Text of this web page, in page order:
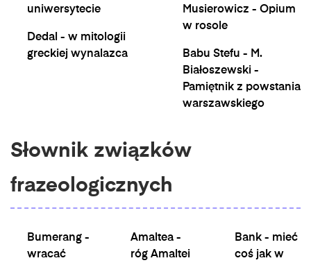
uniwersytecie
Dedal - w mitologii
greckiej wynalazca
Musierowicz - Opium
w rosole
Babu Stefu - M.
Białoszewski -
Pamiętnik z powstania
warszawskiego
Słownik związków
frazeologicznych
Bumerang -
wracać
Amaltea -
róg Amaltei
Bank - mieć
coś jak w